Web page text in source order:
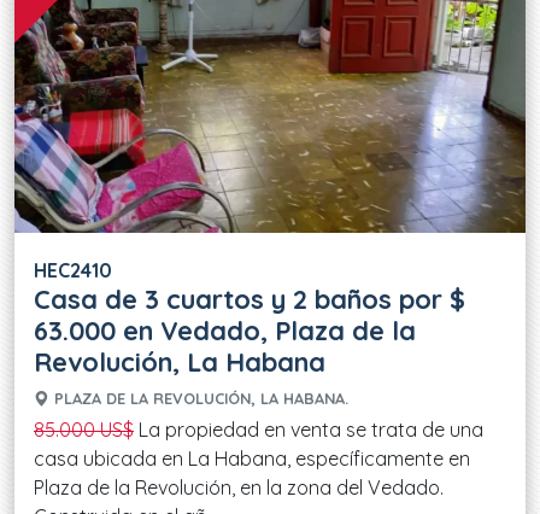
HEC2410
Casa de 3 cuartos y 2 baños por $
63.000 en Vedado, Plaza de la
Revolución, La Habana
PLAZA DE LA REVOLUCIÓN, LA HABANA.
85.000 US$ La propiedad en venta se trata de una
casa ubicada en La Habana, específicamente en
Plaza de la Revolución, en la zona del Vedado.